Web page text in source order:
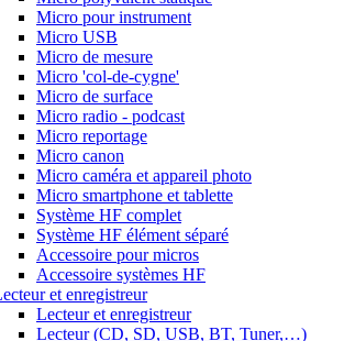
Micro pour instrument
Micro USB
Micro de mesure
Micro 'col-de-cygne'
Micro de surface
Micro radio - podcast
Micro reportage
Micro canon
Micro caméra et appareil photo
Micro smartphone et tablette
Système HF complet
Système HF élément séparé
Accessoire pour micros
Accessoire systèmes HF
et enregistreur
Lecteur et enregistreur
Lecteur (CD, SD, USB, BT, Tuner,…)